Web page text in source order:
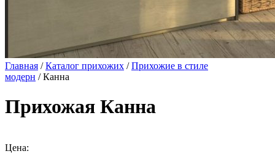
Главная /Каталог прихожих /Прихожие в стиле
модерн / Канна
Прихожая Канна
Цена: